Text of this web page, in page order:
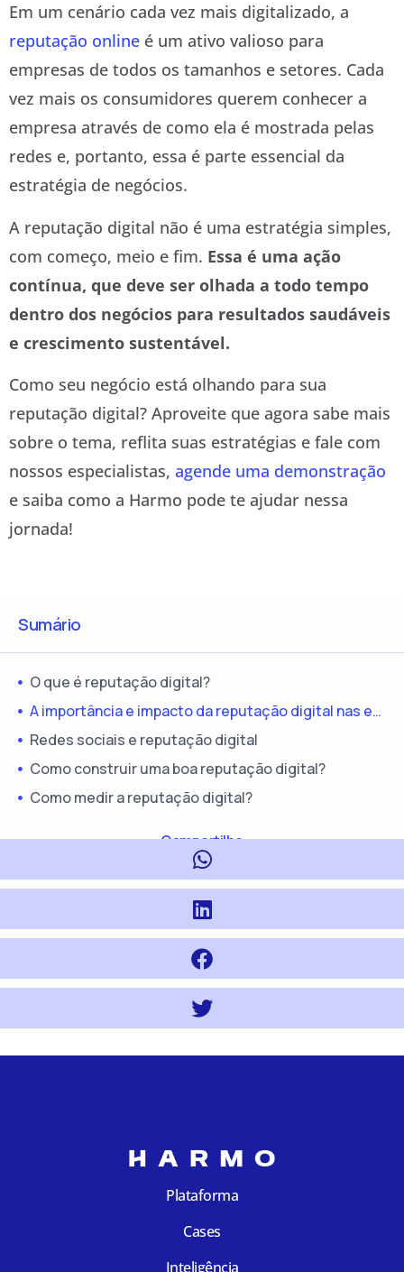
Em um cenário cada vez mais digitalizado, a
reputação online é um ativo valioso para
empresas de todos os tamanhos e setores. Cada
vez mais os consumidores querem conhecer a
empresa através de como ela é mostrada pelas
redes e, portanto, essa é parte essencial da
estratégia de negócios.
A reputação digital não é uma estratégia simples,
com começo, meio e fim. Essa é uma ação
contínua, que deve ser olhada a todo tempo
dentro dos negócios para resultados saudáveis
e crescimento sustentável.
Como seu negócio está olhando para sua
reputação digital? Aproveite que agora sabe mais
sobre o tema, reflita suas estratégias e fale com
nossos especialistas, agende uma demonstração
e saiba como a Harmo pode te ajudar nessa
jornada!
Compartilhe
Sumário
O que é reputação digital?
A importância e impacto da reputação digital nas empresas
Redes sociais e reputação digital
Como construir uma boa reputação digital?
Como medir a reputação digital?
Plataforma
Cases
Inteligência